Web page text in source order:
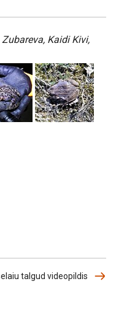
Kaidi Kivi,
talgud videopildis